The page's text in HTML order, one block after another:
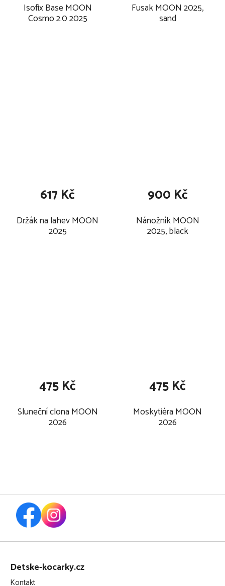
Isofix Base MOON
Cosmo 2.0 2025
Fusak MOON 2025,
sand
Držák na lahev MOON
2025
617 Kč
Nánožník MOON
2025, black
900 Kč
Sluneční clona MOON
2026
475 Kč
Moskytiéra MOON
2026
475 Kč
Z
Detske-kocarky.cz
Kontakt